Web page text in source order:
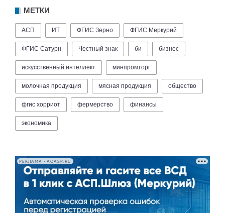
МЕТКИ
АСП ИТ ФГИС Зерно ФГИС Меркурий
ФГИС Сатурн Честный знак би бизнес
искусственный интеллект минпромторг
молочная продукция мясная продукция общество
фгис хорриот фермерство финансы
экономика
РЕКЛАМА • AOASP.RU